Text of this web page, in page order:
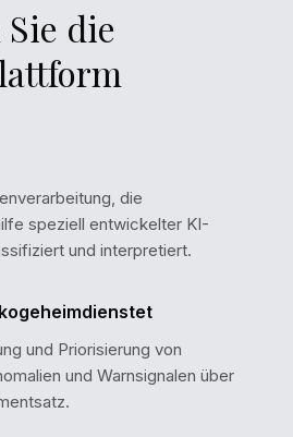
RISK ASSESSMENT
Overall Risk Score
Low
die
die
speziell entwickelter KI-
und interpretiert.
und Priorisierung von
und Warnsignalen über